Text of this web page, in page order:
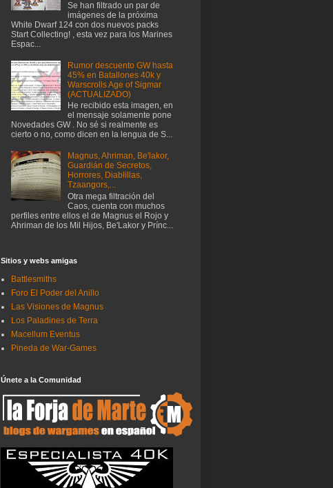
Se han filtrado un par de
imágenes de la próxima
White Dwarf 124 con dos nuevos packs
Start Collecting! , esta vez para los Marines
Espac...
Rumor descuento GW hasta
45% en Batallones 40k y
Warscrolls Age of Sigmar
(ACTUALIZADO)
He recibido esta imagen, en
el mensaje solamente pone
Novedades GW . No sé si realmente es
cierto o no, como dicen en la lengua de S...
Magnus, Ahriman, Be'lakor,
Guardián de Secretos,
Horrores, Diablillas,
Tzaangors,...
Otra mega filtración del
Caos, cuenta con muchos
perfiles entre ellos el de Magnus el Rojo y
Ahriman de los Mil Hijos, Be'Lakor y Prínc...
Sitios y webs amigas
Battlesmiths
Foro El Poder del Anillo
Las Visiones de Magnus
Los Paladines de Terra
Macellum Eventus
Pineda de War-Games
Únete a la Comunidad